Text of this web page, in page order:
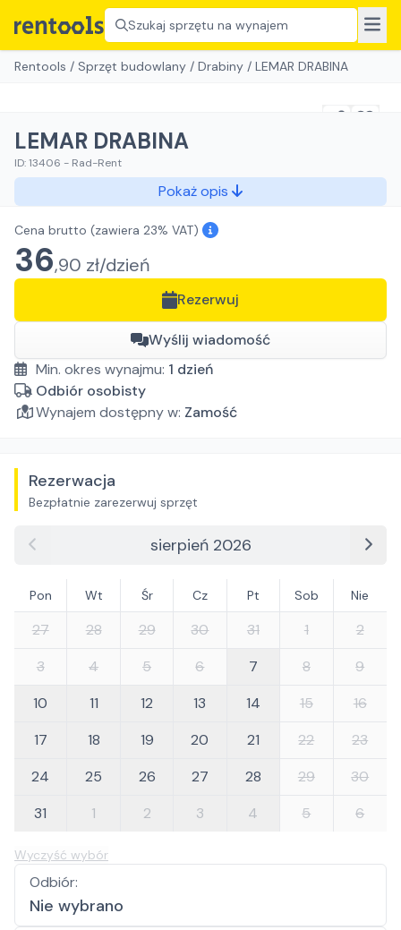
Szukaj sprzętu na wynajem
Rentools / Sprzęt budowlany / Drabiny / LEMAR DRABINA
LEMAR DRABINA
ID:13406 - Rad-Rent
Pokaż opis
Cena brutto (zawiera 23% VAT)
36,90 zł/dzień
Rezerwuj
Wyślij wiadomość
Min. okres wynajmu: 1 dzień
Odbiór osobisty
Wynajem dostępny w: Zamość
Rezerwacja
Bezpłatnie zarezerwuj sprzęt
sierpień 2026
Pon Wt Śr Cz Pt Sob Nie
27 28 29 30 31 1
2
3
4 5 6 7 8
9
10
11 12 13 14 15
16
17
18 19 20 21 22
23
24
25 26 27 28 29
30
31
1 2 3 4 5 6
Wyczyść wybór
Odbiór:
Nie wybrano